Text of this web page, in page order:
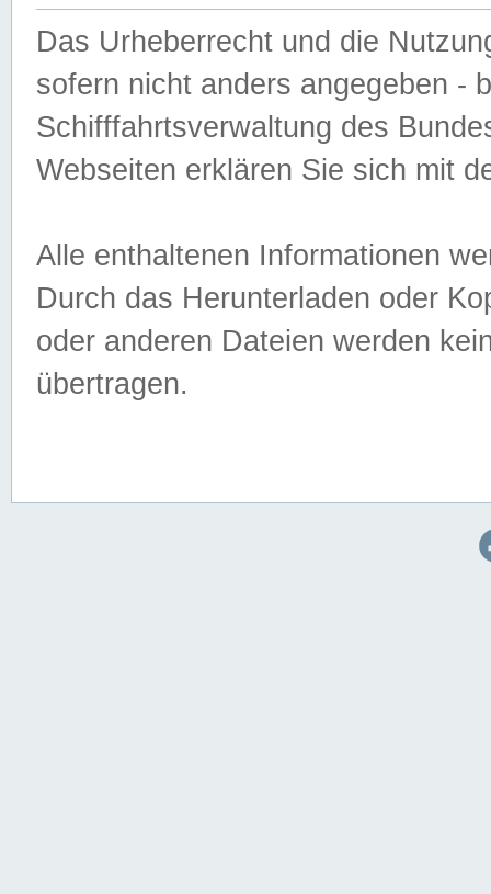
Das Urheberrecht und die
sofern nicht anders angegeben -
Schifffahrtsverwaltung des
Webseiten erklären Sie sich mit
Alle enthaltenen Informationen
Durch das Herunterladen oder
oder anderen Dateien werden
übertragen.